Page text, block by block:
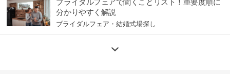
ブライダルフェアで聞くことリスト！重要度順に
分かりやすく解説
ブライダルフェア・結婚式場探し